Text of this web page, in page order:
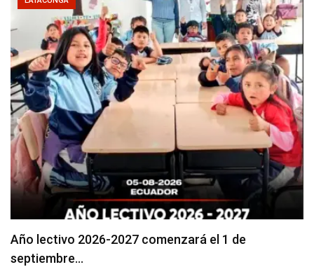
Se suspenderá servicio de agua potable en varios…
agosto 5, 2026